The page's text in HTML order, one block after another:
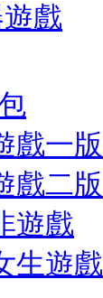
戲
戲一版
戲二版
遊戲
生遊戲